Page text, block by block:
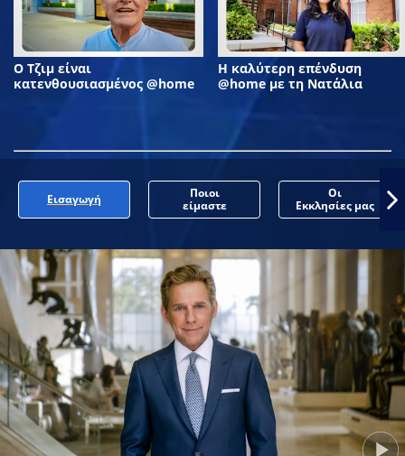
Ο Τζιμ είναι
κατενθουσιασμένος @home
Η καλύτερη επένδυση
@home με τη Νατάλια
Εισαγωγή
Ποιοι
είμαστε
Οι
Εκκλησίες μας